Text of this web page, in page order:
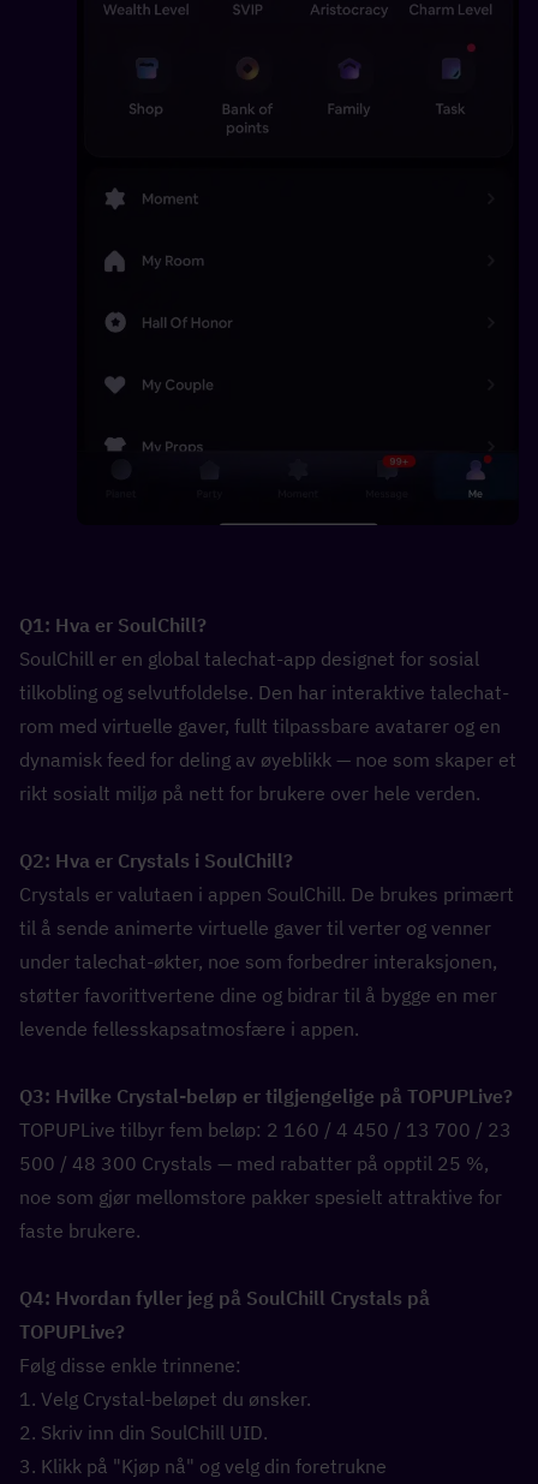
Q1: Hva er SoulChill?
SoulChill er en global talechat-app designet for sosial
tilkobling og selvutfoldelse. Den har interaktive talechat-
rom med virtuelle gaver, fullt tilpassbare avatarer og en
dynamisk feed for deling av øyeblikk — noe som skaper et
rikt sosialt miljø på nett for brukere over hele verden.
Q2: Hva er Crystals i SoulChill?
Crystals er valutaen i appen SoulChill. De brukes primært
til å sende animerte virtuelle gaver til verter og venner
under talechat-økter, noe som forbedrer interaksjonen,
støtter favorittvertene dine og bidrar til å bygge en mer
levende fellesskapsatmosfære i appen.
TOPUPLive tilbyr fem beløp: 2 160 / 4 450 / 13 700 / 23
500 / 48 300 Crystals — med rabatter på opptil 25 %,
noe som gjør mellomstore pakker spesielt attraktive for
faste brukere.
Q4: Hvordan fyller jeg på SoulChill Crystals på
TOPUPLive?
Følg disse enkle trinnene:
1. Velg Crystal-beløpet du ønsker.
2. Skriv inn din SoulChill UID.
3. Klikk på "Kjøp nå" og velg din foretrukne